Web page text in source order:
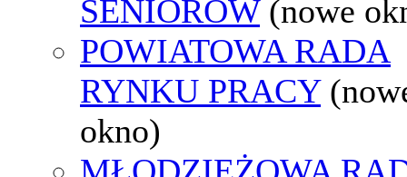
SENIORÓW (nowe
POWIATOWA RADA
RYNKU PRACY
okno)